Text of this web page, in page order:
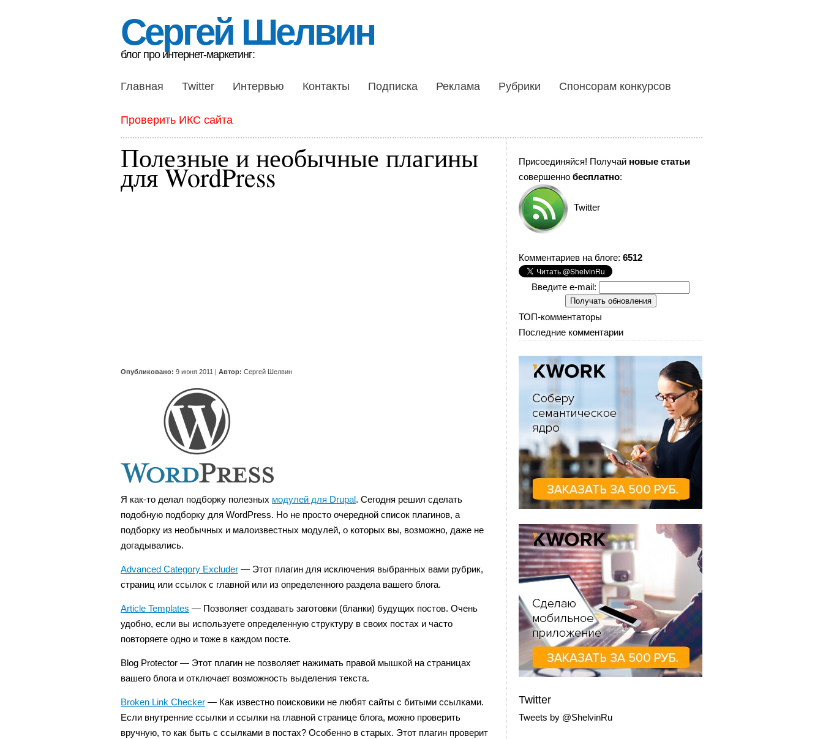
Сергей Шелвин
блог про интернет-маркетинг:
Главная Twitter Интервью Контакты Подписка Реклама Рубрики Спонсорам конкурсов
Проверить ИКС сайта
Полезные и необычные плагины
для WordPress
Опубликовано: 9 июня 2011 | Автор: Сергей Шелвин
Я как-то делал подборку полезных модулей для Drupal. Сегодня решил сделать
подобную подборку для WordPress. Но не просто очередной список плагинов, а
подборку из необычных и малоизвестных модулей, о которых вы, возможно, даже не
догадывались.
Advanced Category Excluder — Этот плагин для исключения выбранных вами рубрик,
страниц или ссылок с главной или из определенного раздела вашего блога.
Article Templates — Позволяет создавать заготовки (бланки) будущих постов. Очень
удобно, если вы используете определенную структуру в своих постах и часто
повторяете одно и тоже в каждом посте.
Blog Protector — Этот плагин не позволяет нажимать правой мышкой на страницах
вашего блога и отключает возможность выделения текста.
Broken Link Checker — Как известно поисковики не любят сайты с битыми ссылками.
Если внутренние ссылки и ссылки на главной странице блога, можно проверить
вручную, то как быть с ссылками в постах? Особенно в старых. Этот плагин проверит
Присоединяйся! Получай новые статьи
совершенно бесплатно:
Twitter
Комментариев на блоге: 6512
Введите e-mail:
ТОП-комментаторы
Последние комментарии
Twitter
Tweets by @ShelvinRu